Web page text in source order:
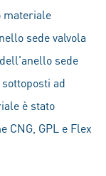
materiale
sede valvola
sede
ad
è stato
CNG, GPL e Flex